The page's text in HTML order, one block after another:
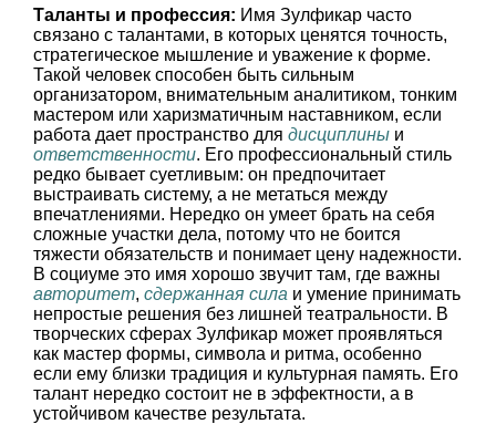
Таланты и профессия: Имя Зулфикар часто
связано с талантами, в которых ценятся точность,
стратегическое мышление и уважение к форме.
Такой человек способен быть сильным
организатором, внимательным аналитиком, тонким
мастером или харизматичным наставником, если
работа дает пространство для дисциплины и
ответственности. Его профессиональный стиль
редко бывает суетливым: он предпочитает
выстраивать систему, а не метаться между
впечатлениями. Нередко он умеет брать на себя
сложные участки дела, потому что не боится
тяжести обязательств и понимает цену надежности.
В социуме это имя хорошо звучит там, где важны
авторитет, сдержанная сила и умение принимать
непростые решения без лишней театральности. В
творческих сферах Зулфикар может проявляться
как мастер формы, символа и ритма, особенно
если ему близки традиция и культурная память. Его
талант нередко состоит не в эффектности, а в
устойчивом качестве результата.